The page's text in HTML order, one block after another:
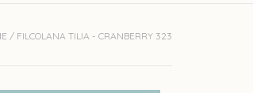
/ FILCOLANA TILIA - CRANBERRY 323